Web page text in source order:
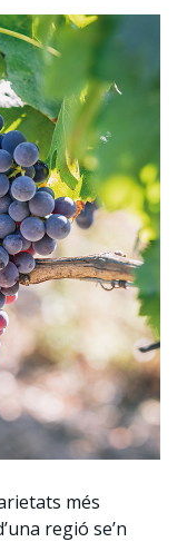
més
regió se’n